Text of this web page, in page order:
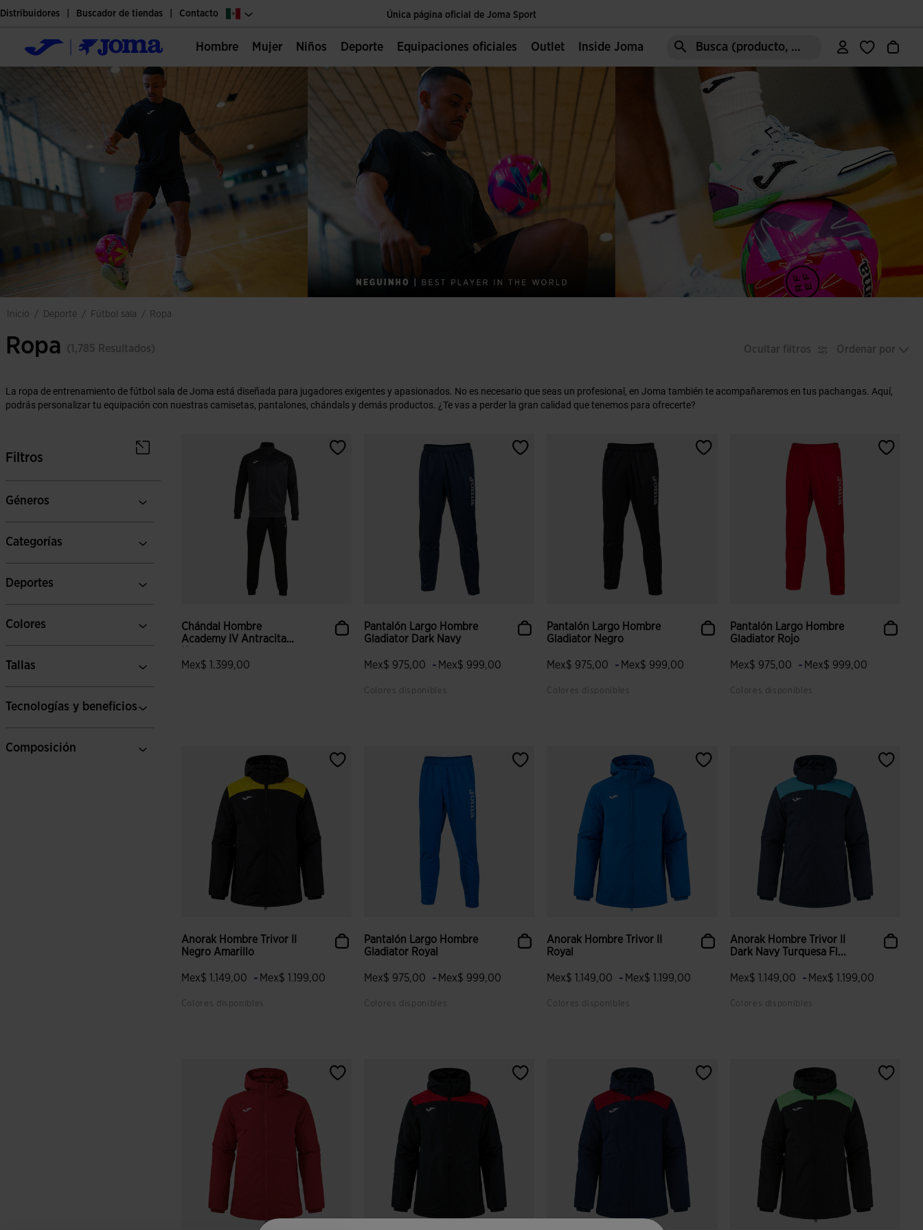
Única página oficial de Joma Sport
Envíos gratis a partir de $2 000.00 MXN
Única página oficial de Joma Sport
Envíos gratis a partir de $2 000.00 MXN
Única página oficial de Joma Sport
Distribuidores Buscador de tiendas Contacto
Hombre Mujer Niños Deporte Equipaciones oficiales Outlet Inside Joma Busca (producto, estilo, área, ect.)
inicio / deporte / fútbol sala / ropa
Ropa (1,785 Resultados) Ocultar filtros Ordenar por
La ropa de entrenamiento de fútbol sala de Joma está diseñada para jugadores exigentes y apasionados. No es necesario que seas un profesional, en Joma también te acompañaremos en tus pachangas. Aquí,
podrás personalizar tu equipación con nuestras camisetas, pantalones, chándals y demás productos. ¿Te vas a perder la gran calidad que tenemos para ofrecerte?
Filtros
Géneros
Categorías
Deportes
Colores
Tallas
Tecnologías y beneficios
Composición
Chándal Hombre
Academy IV Antracita
Mex$ 1.399,00
Pantalón Largo Hombre
Gladiator Dark Navy
Mex$ 975,00 - Mex$ 999,00
Colores disponibles
Pantalón Largo Hombre
Gladiator Negro
Mex$ 975,00 - Mex$ 999,00
Colores disponibles
Pantalón Largo Hombre
Gladiator Rojo
Mex$ 975,00 - Mex$ 999,00
Colores disponibles
Anorak Hombre Trivor II
Negro Amarillo
Mex$ 1.149,00 - Mex$ 1.199,00
Colores disponibles
Pantalón Largo Hombre
Gladiator Royal
Mex$ 975,00 - Mex$ 999,00
Colores disponibles
Anorak Hombre Trivor II
Royal
Mex$ 1.149,00 - Mex$ 1.199,00
Colores disponibles
Anorak Hombre Trivor II
Dark Navy Turquesa Fl...
Mex$ 1.149,00 - Mex$ 1.199,00
Colores disponibles